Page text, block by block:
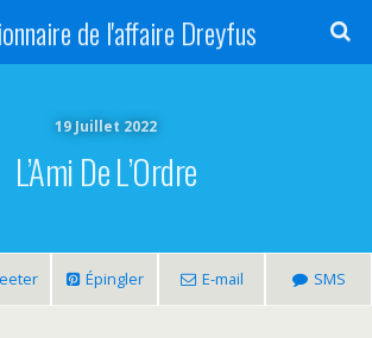
de l'affaire Dreyfus
19 Juillet 2022
L’Ami De L’Ordre
Épingler E-mail SMS